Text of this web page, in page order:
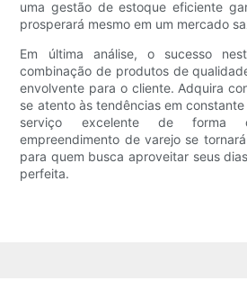
uma gestão de estoque eficiente
prosperará mesmo em um mercado
Em última análise, o sucesso
combinação de produtos de
envolvente para o cliente. Adquira
se atento às tendências em
serviço excelente de forma
empreendimento de varejo se
para quem busca aproveitar seus
perfeita.